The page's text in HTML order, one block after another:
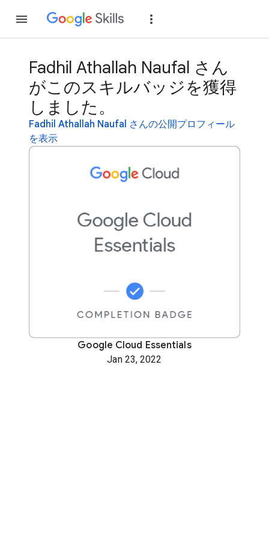
Fadhil Athallah Naufal さん
がこのスキルバッジを獲得
しました。
Fadhil Athallah Naufal さんの公開プロフィール
を表示